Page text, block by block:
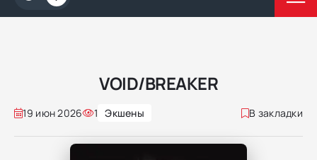
VOID/BREAKER
19 июн 2026 1 Экшены В закладки